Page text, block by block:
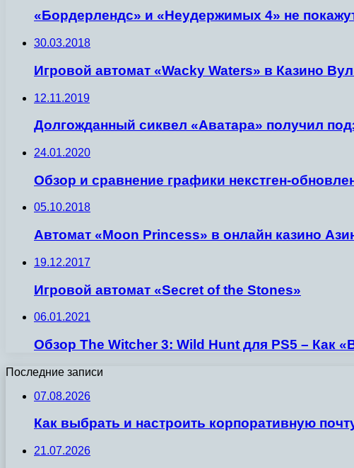
«Бордерлендс» и «Неудержимых 4» не
30.03.2018
Игровой автомат «Wacky Waters» в Казино
12.11.2019
Долгожданный сиквел «Аватара» получил
24.01.2020
Обзор и сравнение графики некстген-
05.10.2018
Автомат «Moon Princess» в онлайн казино
19.12.2017
Игровой автомат «Secret of the Stones»
06.01.2021
Обзор The Witcher 3: Wild Hunt для PS5 – Как
Последние записи
07.08.2026
Как выбрать и настроить корпоративную
21.07.2026